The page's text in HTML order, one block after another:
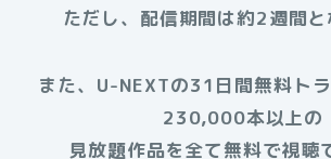
ただし、配信期間は約2週間と
また、U-NEXTの31日間無料トラ
230,000本以上の
見放題作品を全て無料で視聴